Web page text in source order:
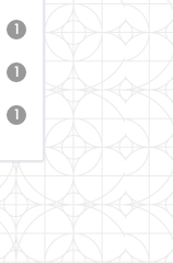
1
1
1